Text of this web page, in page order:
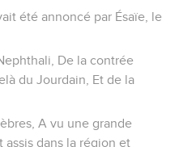
été annoncé par Ésaïe, le
De la contrée
du Jourdain, Et de la
A vu une grande
assis dans la région et